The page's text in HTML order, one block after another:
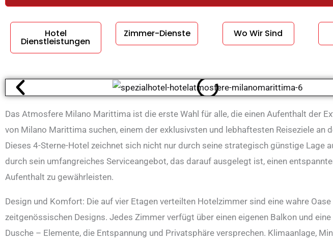
Hotel
Dienstleistungen
Zimmer-Dienste Wo Wir Sind
Das Atmosfere Milano Marittima ist die erste Wahl für alle, die einen Aufenthalt der
von Milano Marittima suchen, einem der exklusivsten und lebhaftesten Reiseziele an
Dieses 4-Sterne-Hotel zeichnet sich nicht nur durch seine strategisch günstige Lage
durch sein umfangreiches Serviceangebot, das darauf ausgelegt ist, einen
Aufenthalt zu gewährleisten.
Design und Komfort: Die auf vier Etagen verteilten Hotelzimmer sind eine wahre Oase
zeitgenössischen Designs. Jedes Zimmer verfügt über einen eigenen Balkon und
Dusche – Elemente, die Entspannung und Privatsphäre versprechen. Klimaanlage,